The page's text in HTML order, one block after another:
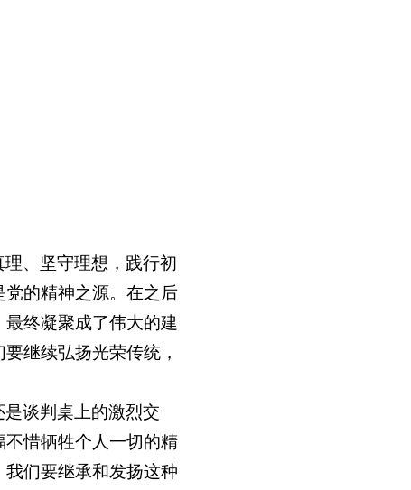
、坚守理想，践行初
的精神之源。在之后
终凝聚成了伟大的建
继续弘扬光荣传统，
谈判桌上的激烈交
惜牺牲个人一切的精
们要继承和发扬这种